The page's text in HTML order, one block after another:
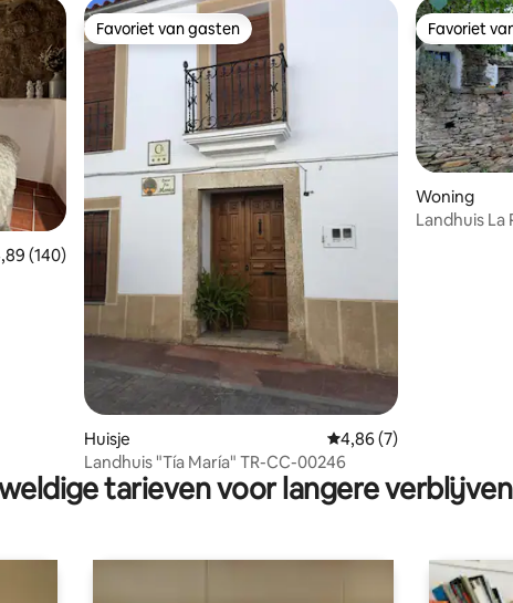
beoordeling van 4,89 op 5, 140 recensies
(140)
Favoriet van gasten
Favoriet van gasten
Huisje Gemiddelde
4,86 (7)
Landhuis "Tía María" TR-CC-00246
Favoriet
Favoriet
Woning
tarieven voor langere verblijven